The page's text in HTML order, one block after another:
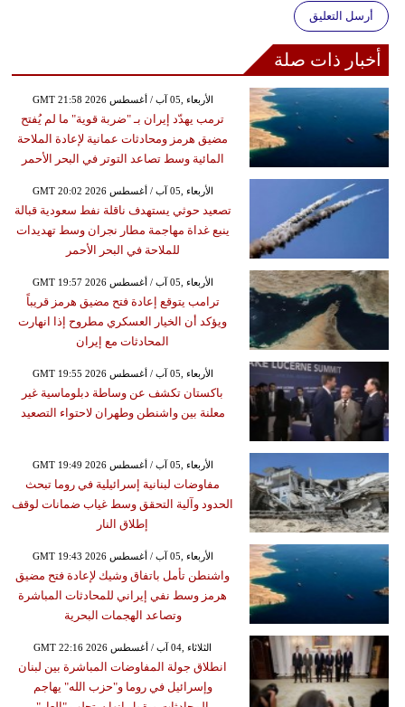
أرسل التعليق
أخبار ذات صلة
GMT 21:58 2026 الأربعاء ,05 آب / أغسطس
ترمب يهدّد إيران بـ "ضربة قوية" ما لم يُفتح
مضيق هرمز ومحادثات عمانية لإعادة الملاحة
المائية وسط تصاعد التوتر في البحر الأحمر
GMT 20:02 2026 الأربعاء ,05 آب / أغسطس
تصعيد حوثي يستهدف ناقلة نفط سعودية قبالة
ينبع غداة مهاجمة مطار نجران وسط تهديدات
للملاحة في البحر الأحمر
GMT 19:57 2026 الأربعاء ,05 آب / أغسطس
ترامب يتوقع إعادة فتح مضيق هرمز قريباً
ويؤكد أن الخيار العسكري مطروح إذا انهارت
المحادثات مع إيران
GMT 19:55 2026 الأربعاء ,05 آب / أغسطس
باكستان تكشف عن وساطة دبلوماسية غير
معلنة بين واشنطن وطهران لاحتواء التصعيد
GMT 19:49 2026 الأربعاء ,05 آب / أغسطس
مفاوضات لبنانية إسرائيلية في روما تبحث
الحدود وآلية التحقق وسط غياب ضمانات لوقف
إطلاق النار
GMT 19:43 2026 الأربعاء ,05 آب / أغسطس
واشنطن تأمل باتفاق وشيك لإعادة فتح مضيق
هرمز وسط نفي إيراني للمحادثات المباشرة
وتصاعد الهجمات البحرية
GMT 22:16 2026 الثلاثاء ,04 آب / أغسطس
انطلاق جولة المفاوضات المباشرة بين لبنان
وإسرائيل في روما و"حزب الله" يهاجم